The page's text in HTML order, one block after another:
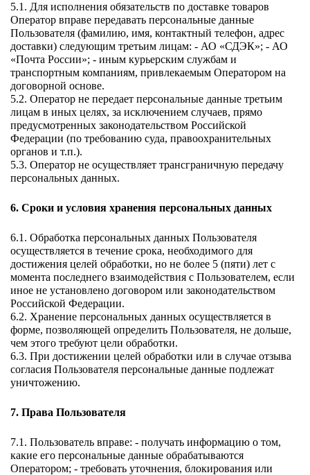
5.1. Для исполнения обязательств по доставке товаров
Оператор вправе передавать персональные данные
Пользователя (фамилию, имя, контактный телефон, адрес
доставки) следующим третьим лицам: - АО «СДЭК»; - АО
«Почта России»; - иным курьерским службам и
транспортным компаниям, привлекаемым Оператором на
договорной основе.
5.2. Оператор не передает персональные данные третьим
лицам в иных целях, за исключением случаев, прямо
предусмотренных законодательством Российской
Федерации (по требованию суда, правоохранительных
органов и т.п.).
5.3. Оператор не осуществляет трансграничную передачу
персональных данных.
6. Сроки и условия хранения персональных данных
6.1. Обработка персональных данных Пользователя
осуществляется в течение срока, необходимого для
достижения целей обработки, но не более 5 (пяти) лет с
момента последнего взаимодействия с Пользователем, если
иное не установлено договором или законодательством
Российской Федерации.
6.2. Хранение персональных данных осуществляется в
форме, позволяющей определить Пользователя, не дольше,
чем этого требуют цели обработки.
6.3. При достижении целей обработки или в случае отзыва
согласия Пользователя персональные данные подлежат
уничтожению.
7. Права Пользователя
7.1. Пользователь вправе: - получать информацию о том,
какие его персональные данные обрабатываются
Оператором; - требовать уточнения, блокирования или